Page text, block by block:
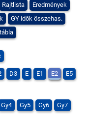
Rajtlista
Eredmények
GY idők összehas.
D3 E E1 E2
E5
Gy4 Gy5 Gy6
Gy7